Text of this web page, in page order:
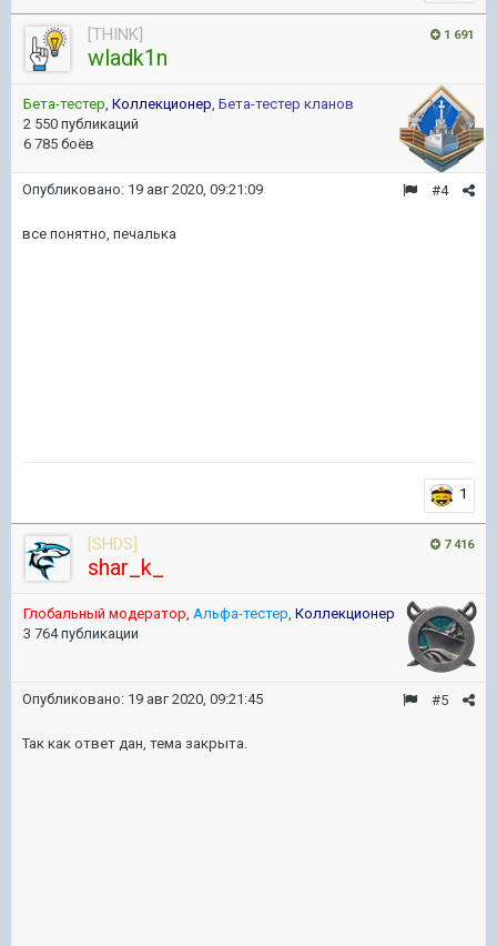
1 691
[THINK]
wladk1n
Бета-тестер, Коллекционер, Бета-тестер кланов
2 550 публикаций
6 785 боёв
#4
Опубликовано: 19 авг 2020, 09:21:09
все понятно, печалька
1
7 416
[SHDS]
shar_k_
Глобальный модератор, Альфа-тестер, Коллекционер
3 764 публикации
#5
Опубликовано: 19 авг 2020, 09:21:45
Так как ответ дан, тема закрыта.